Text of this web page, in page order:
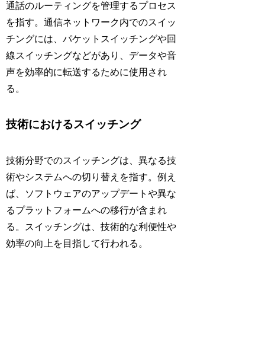
通話のルーティングを管理するプロセス
を指す。通信ネットワーク内でのスイッ
チングには、パケットスイッチングや回
線スイッチングなどがあり、データや音
声を効率的に転送するために使用され
る。
技術におけるスイッチング
技術分野でのスイッチングは、異なる技
術やシステムへの切り替えを指す。例え
ば、ソフトウェアのアップデートや異な
るプラットフォームへの移行が含まれ
る。スイッチングは、技術的な利便性や
効率の向上を目指して行われる。